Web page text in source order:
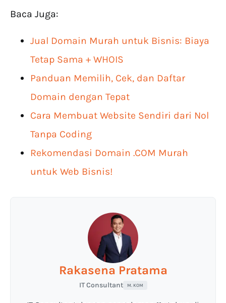
Baca Juga:
Jual Domain Murah untuk Bisnis: Biaya
Tetap Sama + WHOIS
Panduan Memilih, Cek, dan Daftar
Domain dengan Tepat
Cara Membuat Website Sendiri dari Nol
Tanpa Coding
Rekomendasi Domain .COM Murah
untuk Web Bisnis!
Rakasena Pratama
IT Consultant M. KOM